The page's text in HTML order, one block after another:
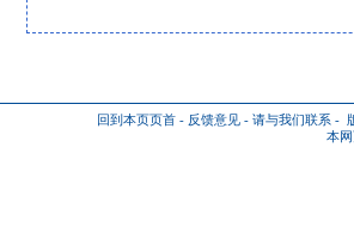
回到本页页首 - 反馈意见 - 请与我们联系 -
本